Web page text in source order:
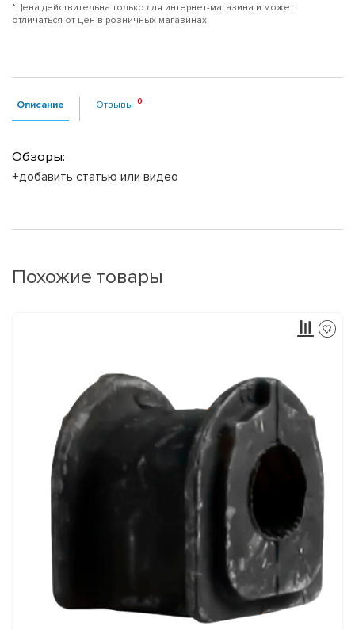
*Цена действительна только для интернет-магазина и может
отличаться от цен в розничных магазинах
Описание Отзывы
Обзоры:
+добавить статью или видео
Похожие товары